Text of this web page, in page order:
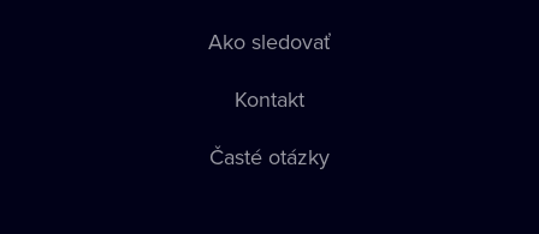
Ako sledovať
Kontakt
Časté otázky